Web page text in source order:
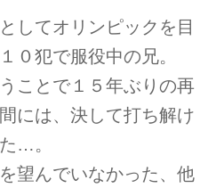
してオリンピックを目
０犯で服役中の兄。
ことで１５年ぶりの再
には、決して打ち解け
…。
望んでいなかった、他